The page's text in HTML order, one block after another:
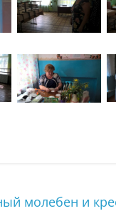
молебен и